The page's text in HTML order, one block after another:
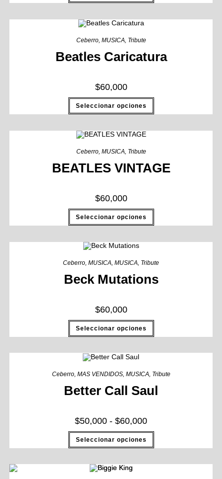
Ceberro, MUSICA, Tribute
Beatles Caricatura
$60,000
Seleccionar opciones
Ceberro, MUSICA, Tribute
BEATLES VINTAGE
$60,000
Seleccionar opciones
Ceberro, MUSICA, MUSICA, Tribute
Beck Mutations
$60,000
Seleccionar opciones
Ceberro, MAS VENDIDOS, MUSICA Tribute
Better Call Saul
$50,000 - $60,000
Seleccionar opciones